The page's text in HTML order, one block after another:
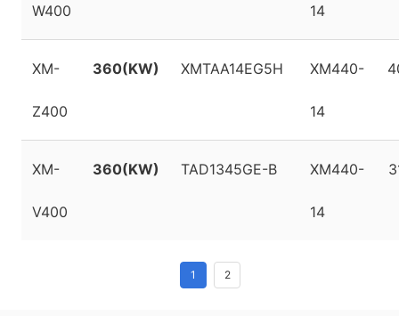
W400 14
XM-
Z400
360(KW) XMTAA14EG5H XM440-
14
XM-
V400
360(KW) TAD1345GE-B XM440-
14
1 2